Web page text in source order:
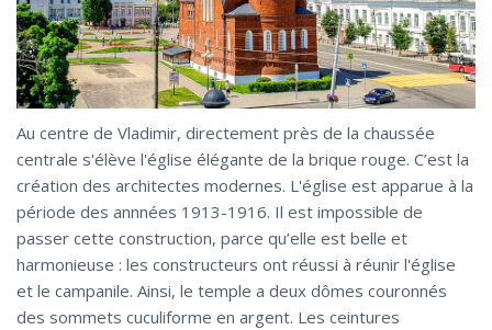
Au centre de Vladimir, directement près de la chaussée
centrale s'élève l'église élégante de la brique rouge. C’est la
création des architectes modernes. L'église est apparue à la
période des annnées 1913-1916. Il est impossible de
passer cette construction, parce qu’elle est belle et
harmonieuse : les constructeurs ont réussi à réunir l'église
et le campanile. Ainsi, le temple a deux dômes couronnés
des sommets cuculiforme en argent. Les ceintures